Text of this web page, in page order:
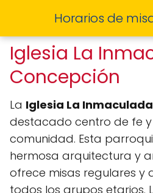
Horarios de
Iglesia La
Concepción
La Iglesia La
destacado centro de fe
comunidad. Esta
hermosa arquitectura y
ofrece misas regulares y
todos los grupos etarios.